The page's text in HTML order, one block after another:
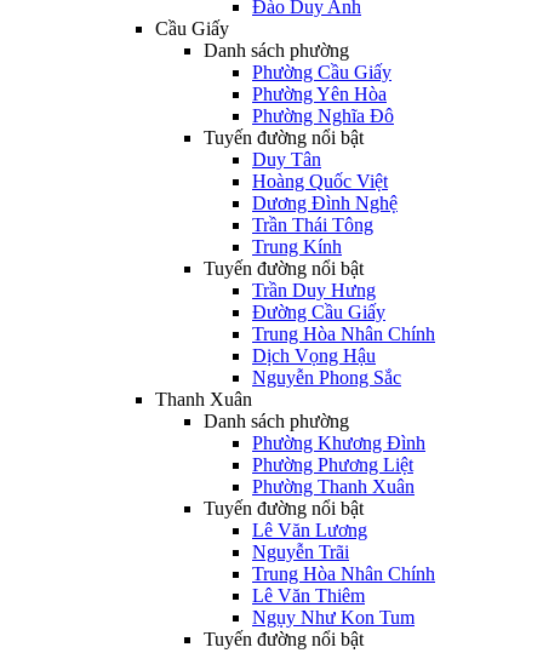
Đào Duy Anh
Cầu Giấy
Danh sách phường
Phường Cầu Giấy
Phường Yên Hòa
Phường Nghĩa Đô
Tuyến đường nổi bật
Duy Tân
Hoàng Quốc Việt
Dương Đình Nghệ
Trần Thái Tông
Trung Kính
Tuyến đường nổi bật
Trần Duy Hưng
Đường Cầu Giấy
Trung Hòa Nhân Chính
Dịch Vọng Hậu
Nguyễn Phong Sắc
Thanh Xuân
Danh sách phường
Phường Khương Đình
Phường Phương Liệt
Phường Thanh Xuân
Tuyến đường nổi bật
Lê Văn Lương
Nguyễn Trãi
Trung Hòa Nhân Chính
Lê Văn Thiêm
Ngụy Như Kon Tum
Tuyến đường nổi bật